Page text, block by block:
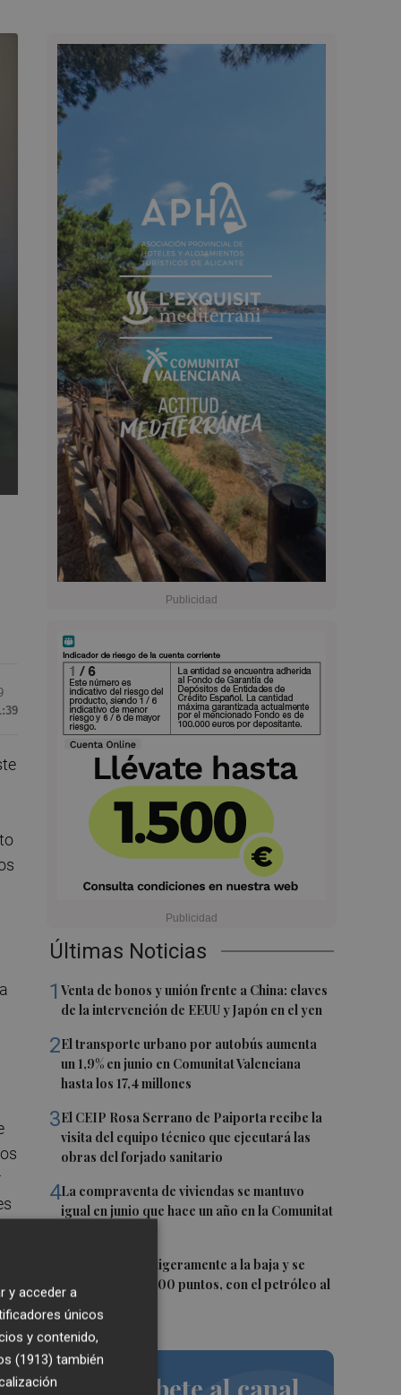
Últimas Noticias
1Venta de bonos y unión frente a China: claves
de la intervención de EEUU y Japón en el yen
2El transporte urbano por autobús aumenta
un 1,9% en junio en Comunitat Valenciana
hasta los 17,4 millones
3El CEIP Rosa Serrano de Paiporta recibe la
visita del equipo técnico que ejecutará las
obras del forjado sanitario
4La compraventa de viviendas se mantuvo
igual en junio que hace un año en la Comunitat
El Ibex 35 abre ligeramente a la baja y se
aleja de los 20.200 puntos, con el petróleo al
Suscríbete al canal
y acceder a
únicos
y contenido,
(1913) también